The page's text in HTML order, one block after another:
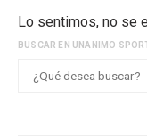
Lo sentimos, no se
BUSCAR EN UNANIMO